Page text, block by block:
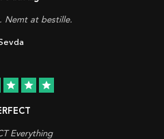
Nemt at bestille.
star star star
Everything